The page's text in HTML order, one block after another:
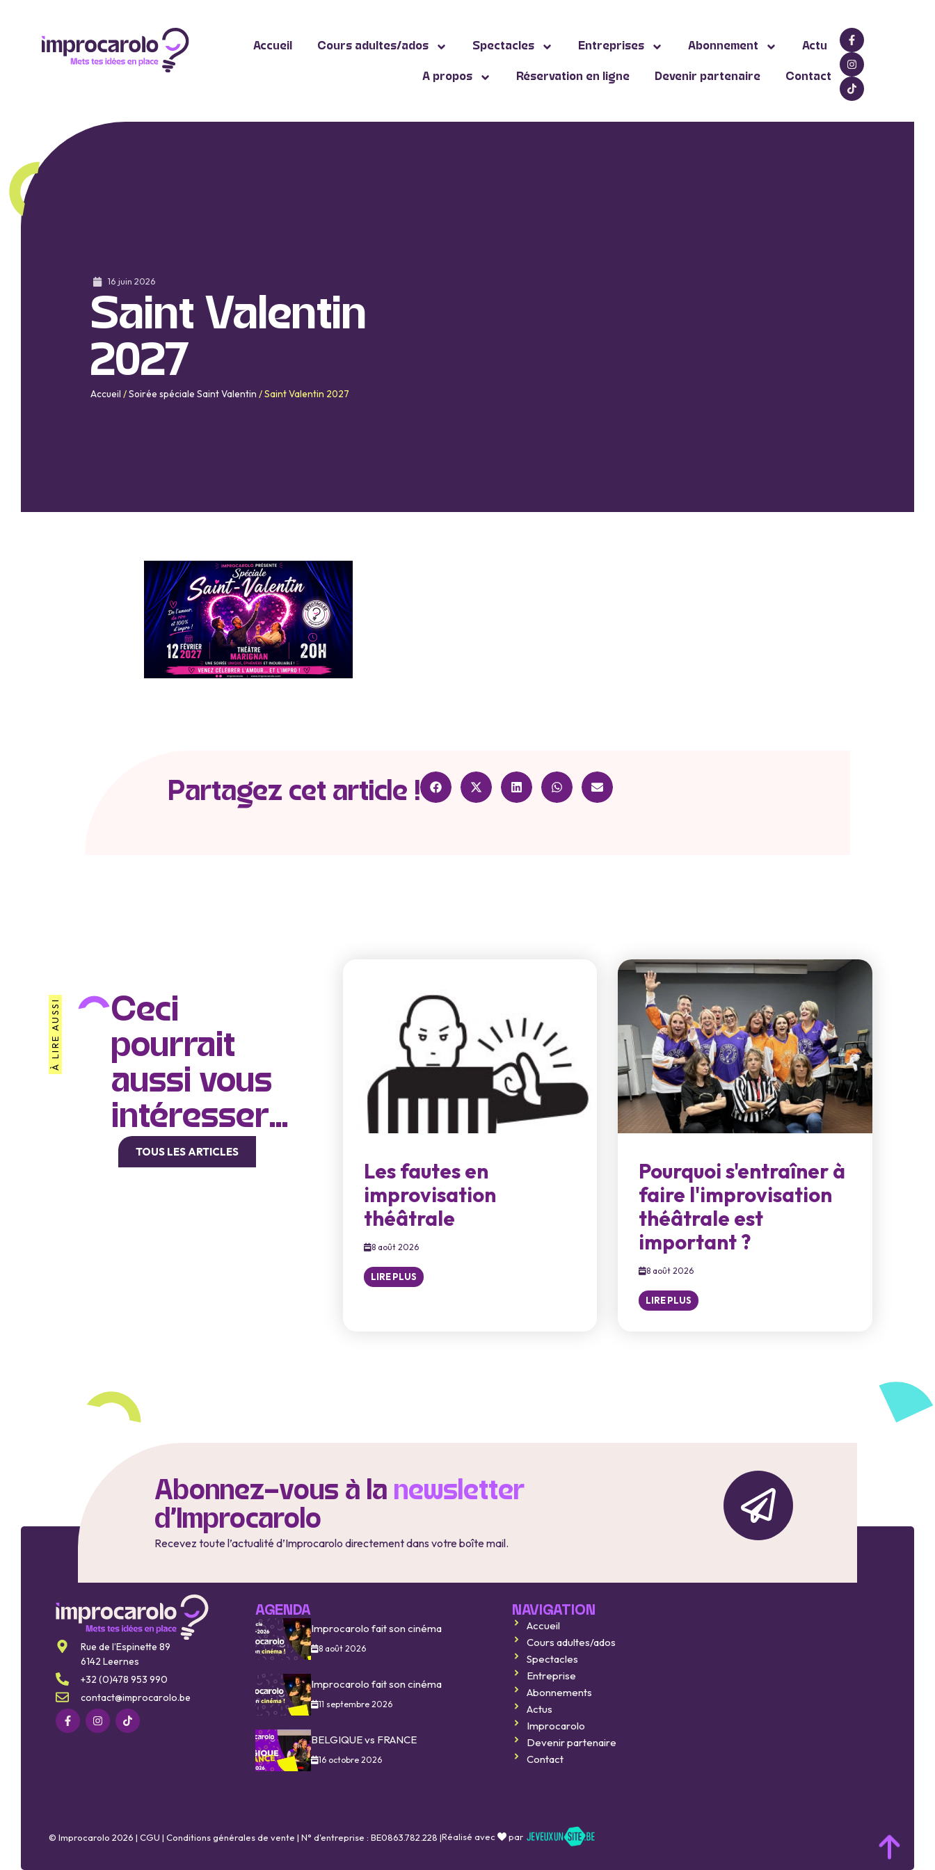
Accueil Cours adultes/ados Spectacles Entreprises Abonnement Actu
A propos Réservation en ligne Devenir partenaire Contact
16 juin 2026
Saint Valentin
2027
Accueil /Soirée spéciale Saint Valentin /Saint Valentin 2027
Partagez cet article !
À LIRE AUSSI
Ceci
pourrait
aussi vous
intéresser...
TOUS LES ARTICLES
Les fautes en
improvisation
théâtrale
8 août 2026
LIRE PLUS
Pourquoi s'entraîner à
faire l'improvisation
théâtrale est
important ?
8 août 2026
LIRE PLUS
Abonnez-vous à la newsletter
d'Improcarolo
Recevez toute l’actualité d’Improcarolo directement dans votre boîte mail.
Rue de l’Espinette 89
6142 Leernes
+32 (0)478 953 990
contact@improcarolo.be
AGENDA
Improcarolo fait son cinéma
8 août 2026
Improcarolo fait son cinéma
11 septembre 2026
BELGIQUE vs FRANCE
16 octobre 2026
NAVIGATION
Accueil
Cours adultes/ados
Spectacles
Entreprise
Abonnements
Actus
Improcarolo
Devenir partenaire
Contact
© Improcarolo 2026 | CGU | Conditions générales de vente | N° d'entreprise : BE0863.782.228 |Réalisé avec par